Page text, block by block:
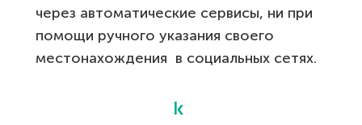
через автоматические сервисы, ни при
помощи ручного указания своего
местонахождения в социальных сетях.